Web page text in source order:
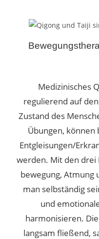
Medizinisches
regulierend auf
Zustand des
Übungen,
Entgleisungen/
werden. Mit den drei
bewegung, Atmung
man selbständig
und
harmonisieren.
langsam fließend,